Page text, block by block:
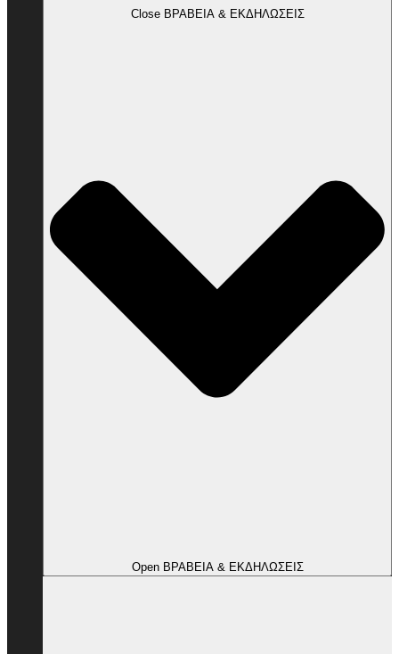
Close ΒΡΑΒΕΙΑ & ΕΚΔΗΛΩΣΕΙΣ
Open ΒΡΑΒΕΙΑ & ΕΚΔΗΛΩΣΕΙΣ